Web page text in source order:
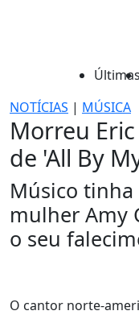
Últimas
NOTÍCIAS | MÚSICA
Morreu
de 'All By
Músico tinha
mulher Amy
o seu
O cantor norte-